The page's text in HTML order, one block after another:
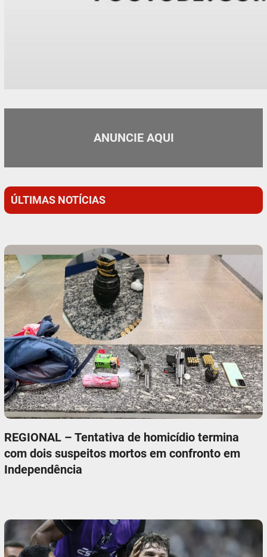
ANUNCIE AQUI
ÚLTIMAS NOTÍCIAS
REGIONAL – Tentativa de homicídio termina
com dois suspeitos mortos em confronto em
Independência